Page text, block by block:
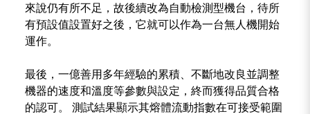
來說仍有所不足，故後續改為自動檢測型機台，待所
有預設值設置好之後，它就可以作為一台無人機開始
運作。
最後，一億善用多年經驗的累積、不斷地改良並調整
機器的速度和溫度等參數與設定，終而獲得品質合格
的認可。 測試結果顯示其熔體流動指數在可接受範圍